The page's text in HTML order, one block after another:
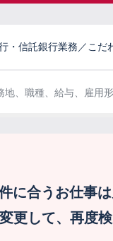
・信託銀行業務／こだ
地、職種、給与、雇用
に合うお仕事
更して、再度